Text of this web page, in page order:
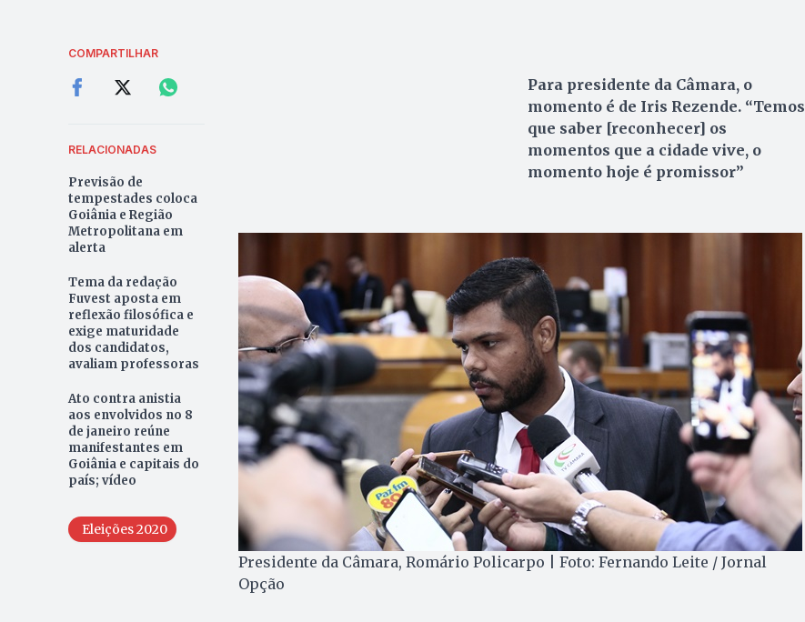
COMPARTILHAR
RELACIONADAS
Previsão de
tempestades coloca
Goiânia e Região
Metropolitana em
alerta
Tema da redação
Fuvest aposta em
reflexão filosófica e
exige maturidade
dos candidatos,
avaliam professoras
Ato contra anistia
aos envolvidos no 8
de janeiro reúne
manifestantes em
Goiânia e capitais do
país; vídeo
Eleições 2020
Para presidente da Câmara, o
momento é de Iris Rezende. “Temos
que saber [reconhecer] os
momentos que a cidade vive, o
momento hoje é promissor”
Presidente da Câmara, Romário Policarpo | Foto: Fernando Leite / Jornal
Opção